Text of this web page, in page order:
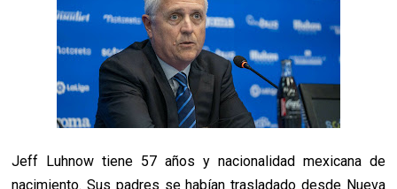
Jeff Luhnow tiene 57 años y nacionalidad mexicana de
nacimiento. Sus padres se habían trasladado desde Nueva